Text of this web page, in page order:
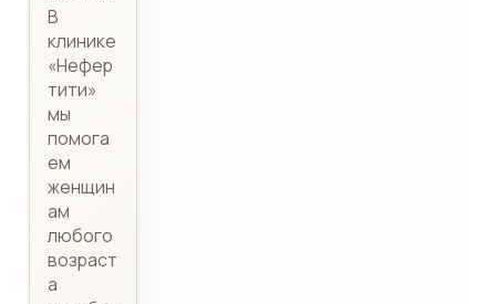
В
клинике
«Нефер
тити»
мы
помога
ем
женщин
ам
любого
возраст
а